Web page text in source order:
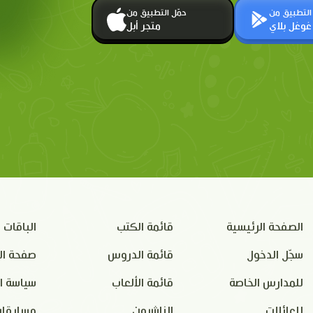
حمّل التطبيق من
متجر أبل
من
غوغل بلاي
الصفحة الرئيسية
سجّل الدخول
للمدارس الخاصة
قائمة الكتب
قائمة الدروس
قائمة الألعاب
الباقات
صفحة
سياسة